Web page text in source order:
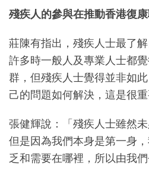
殘疾人的參與在推動香港復
莊陳有指出，殘疾人士最了
許多時一般人及專業人士都
群，但殘疾人士覺得並非如
己的問題如何解決，這是很重
張健輝說：「殘疾人士雖然
但是因為我們本身是第一身
乏和需要在哪裡，所以由我